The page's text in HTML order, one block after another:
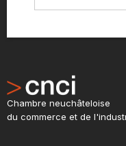
Chambre neuchâteloise
du commerce et de